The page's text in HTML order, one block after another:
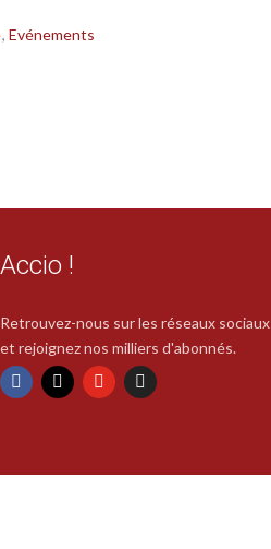
Evénements
Accio !
Retrouvez-nous sur les réseaux sociaux
et rejoignez nos milliers d'abonnés.